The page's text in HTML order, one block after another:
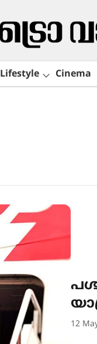
Lifestyle Cinema
12